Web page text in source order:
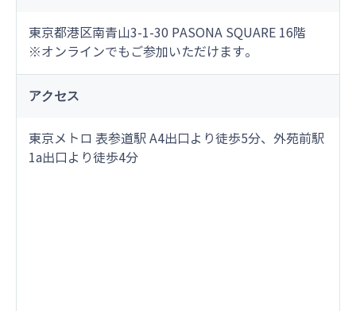
東京都港区南青山3-1-30 PASONA SQUARE 16階
※オンラインでもご参加いただけます。
アクセス
東京メトロ 表参道駅 A4出口より徒歩5分、外苑前駅
1a出口より徒歩4分